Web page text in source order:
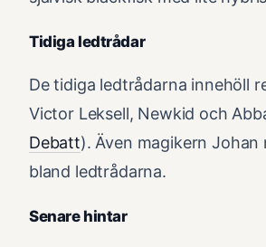
Tidiga ledtrådar
De tidiga ledtrådarna innehöll
Victor Leksell, Newkid och
Debatt). Även magikern Johan
bland ledtrådarna.
Senare hintar